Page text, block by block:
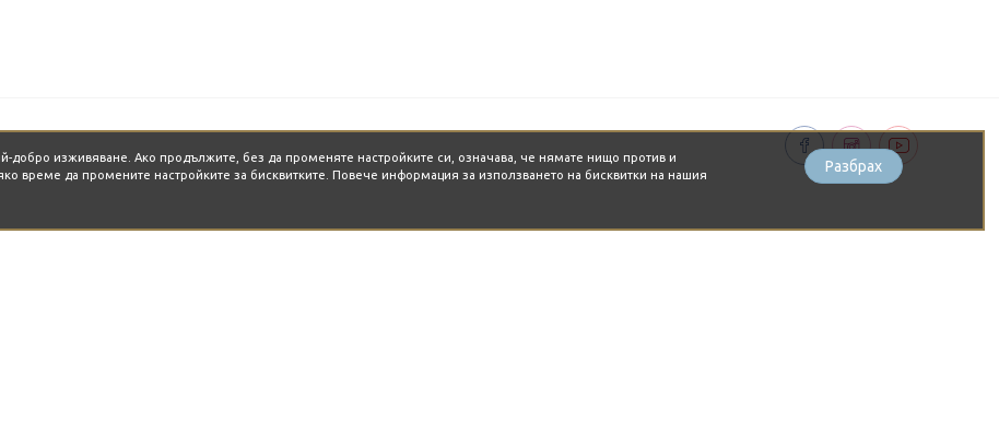
добро изживяване. Ако продължите, без да променяте настройките си, означава, че нямате нищо против и
време да промените настройките за бисквитките. Повече информация за използването на бисквитки на нашия
Разбрах